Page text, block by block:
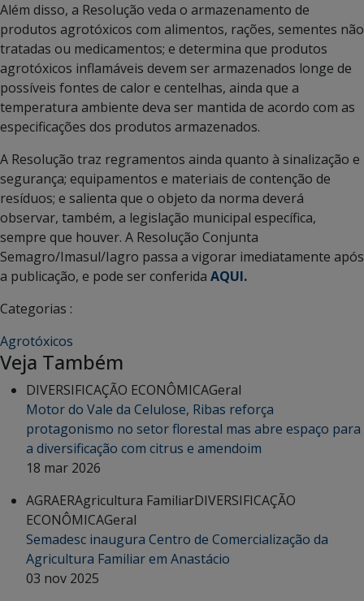
Além disso, a Resolução veda o armazenamento de
produtos agrotóxicos com alimentos, rações, sementes não
tratadas ou medicamentos; e determina que produtos
agrotóxicos inflamáveis devem ser armazenados longe de
possíveis fontes de calor e centelhas, ainda que a
temperatura ambiente deva ser mantida de acordo com as
especificações dos produtos armazenados.
A Resolução traz regramentos ainda quanto à sinalização e
segurança; equipamentos e materiais de contenção de
resíduos; e salienta que o objeto da norma deverá
observar, também, a legislação municipal específica,
sempre que houver. A Resolução Conjunta
Semagro/Imasul/Iagro passa a vigorar imediatamente após
a publicação, e pode ser conferida AQUI.
Categorias :
Agrotóxicos
Veja Também
DIVERSIFICAÇÃO ECONÔMICAGeral
Motor do Vale da Celulose, Ribas reforça
protagonismo no setor florestal mas abre espaço para
a diversificação com citrus e amendoim
18 mar 2026
AGRAERAgricultura FamiliarDIVERSIFICAÇÃO
ECONÔMICAGeral
Semadesc inaugura Centro de Comercialização da
Agricultura Familiar em Anastácio
03 nov 2025